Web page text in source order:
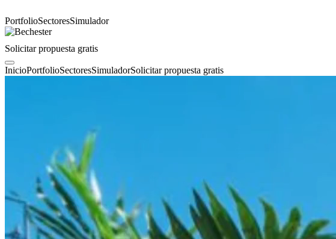
PortfolioSectoresSimulador
Solicitar propuesta gratis
InicioPortfolioSectoresSimuladorSolicitar propuesta gratis